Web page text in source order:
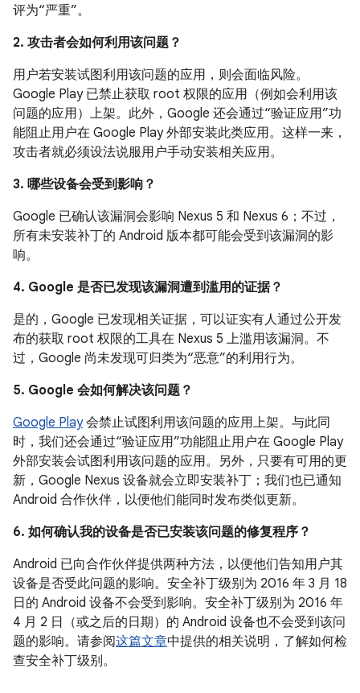
评为“严重”。
2. 攻击者会如何利用该问题？
用户若安装试图利用该问题的应用，则会面临风险。
Google Play 已禁止获取 root 权限的应用（例如会利用该
问题的应用）上架。此外，Google 还会通过“验证应用”功
能阻止用户在 Google Play 外部安装此类应用。这样一来，
攻击者就必须设法说服用户手动安装相关应用。
3. 哪些设备会受到影响？
Google 已确认该漏洞会影响 Nexus 5 和 Nexus 6；不过，
所有未安装补丁的 Android 版本都可能会受到该漏洞的影
响。
4. Google 是否已发现该漏洞遭到滥用的证据？
是的，Google 已发现相关证据，可以证实有人通过公开发
布的获取 root 权限的工具在 Nexus 5 上滥用该漏洞。不
过，Google 尚未发现可归类为“恶意”的利用行为。
5. Google 会如何解决该问题？
Google Play会禁止试图利用该问题的应用上架。与此同
时，我们还会通过“验证应用”功能阻止用户在 Google Play
外部安装会试图利用该问题的应用。另外，只要有可用的更
新，Google Nexus 设备就会立即安装补丁；我们也已通知
Android 合作伙伴，以便他们能同时发布类似更新。
6. 如何确认我的设备是否已安装该问题的修复程序？
Android 已向合作伙伴提供两种方法，以便他们告知用户其
设备是否受此问题的影响。安全补丁级别为 2016 年 3 月 18
日的 Android 设备不会受到影响。安全补丁级别为 2016 年
4 月 2 日（或之后的日期）的 Android 设备也不会受到该问
题的影响。请参阅这篇文章中提供的相关说明，了解如何检
查安全补丁级别。